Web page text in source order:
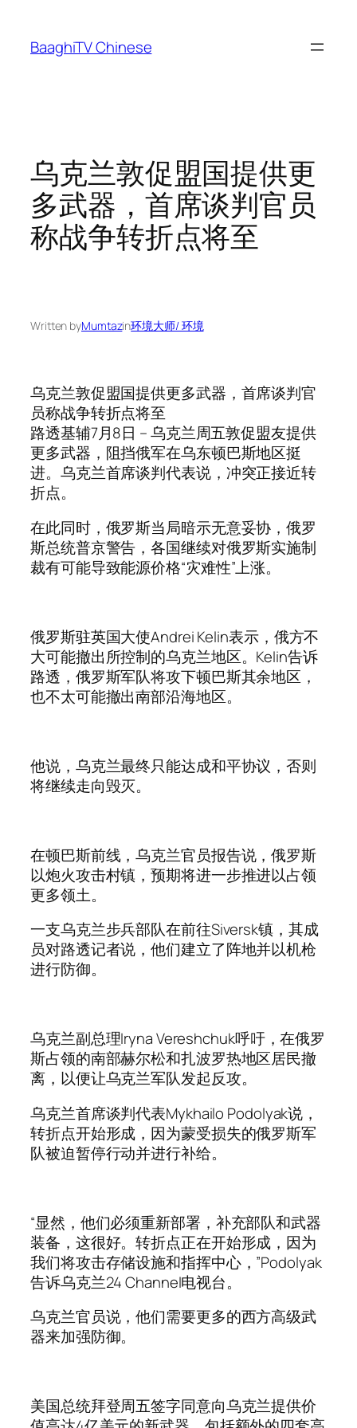
content
BaaghiTV Chinese
乌克兰敦促盟国提供更
多武器，首席谈判官员
称战争转折点将至
Written byMumtazin环境大师/ 环境
乌克兰敦促盟国提供更多武器，首席谈判官
员称战争转折点将至
路透基辅7月8日 – 乌克兰周五敦促盟友提供
更多武器，阻挡俄军在乌东顿巴斯地区挺
进。乌克兰首席谈判代表说，冲突正接近转
折点。
在此同时，俄罗斯当局暗示无意妥协，俄罗
斯总统普京警告，各国继续对俄罗斯实施制
裁有可能导致能源价格“灾难性”上涨。
俄罗斯驻英国大使Andrei Kelin表示，俄方不
大可能撤出所控制的乌克兰地区。Kelin告诉
路透，俄罗斯军队将攻下顿巴斯其余地区，
也不太可能撤出南部沿海地区。
他说，乌克兰最终只能达成和平协议，否则
将继续走向毁灭。
在顿巴斯前线，乌克兰官员报告说，俄罗斯
以炮火攻击村镇，预期将进一步推进以占领
更多领土。
一支乌克兰步兵部队在前往Siversk镇，其成
员对路透记者说，他们建立了阵地并以机枪
进行防御。
乌克兰副总理Iryna Vereshchuk呼吁，在俄罗
斯占领的南部赫尔松和扎波罗热地区居民撤
离，以便让乌克兰军队发起反攻。
乌克兰首席谈判代表Mykhailo Podolyak说，
转折点开始形成，因为蒙受损失的俄罗斯军
队被迫暂停行动并进行补给。
“显然，他们必须重新部署，补充部队和武器
装备，这很好。转折点正在开始形成，因为
我们将攻击存储设施和指挥中心，”Podolyak
告诉乌克兰24 Channel电视台。
乌克兰官员说，他们需要更多的西方高级武
器来加强防御。
美国总统拜登周五签字同意向乌克兰提供价